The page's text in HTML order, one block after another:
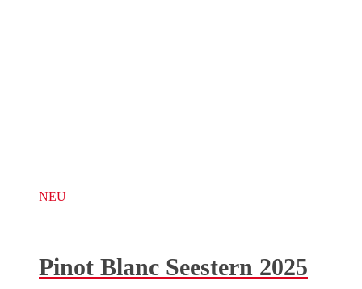
NEU
Pinot Blanc Seestern 2025